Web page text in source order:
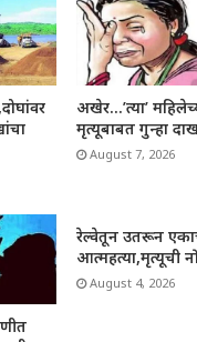
अखेर…’त्या’
मृत्यूबाबत गुन्हा
August 7, 2026
रेल्वेतून उतरून
आत्महत्या,मृत्यूची
August 4, 2026